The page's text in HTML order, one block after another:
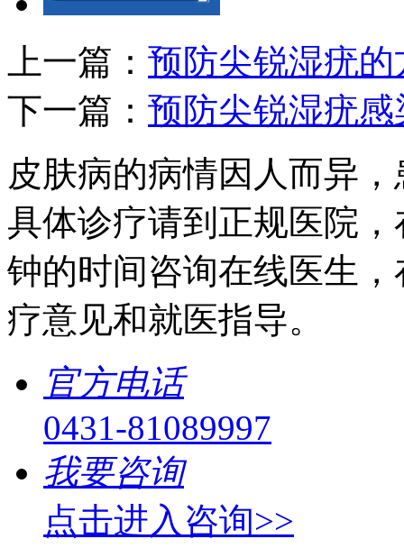
上一篇： 预防尖锐湿疣的
下一篇： 预防尖锐湿疣
皮肤病的病情因人而异
具体诊疗请到正规医院
钟的时间咨询在线医生
疗意见和就医指导。
官方电话
0431-81089997
我要咨询
点击进入咨询>>